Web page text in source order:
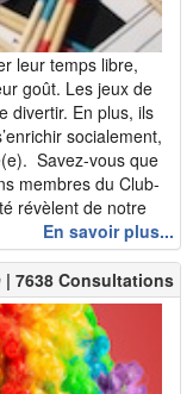
leur temps libre,
goût. Les jeux de
divertir. En plus, ils
socialement,
Savez-vous que
membres du Club-
révèlent de notre
En savoir plus...
| 7638 Consultations